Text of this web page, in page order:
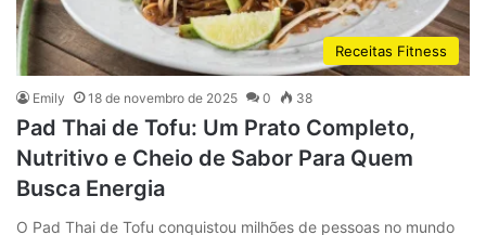
Receitas Fitness
Emily 18 de novembro de 2025 0 38
Pad Thai de Tofu: Um Prato Completo,
Nutritivo e Cheio de Sabor Para Quem
Busca Energia
O Pad Thai de Tofu conquistou milhões de pessoas no mundo